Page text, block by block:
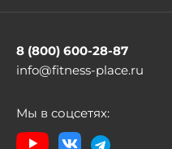
8 (800) 600-28-87
info@fitness-place.ru
Мы в соцсетях: